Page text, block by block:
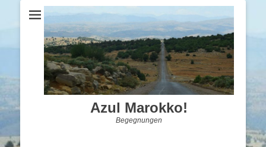
Azul Marokko!
Begegnungen